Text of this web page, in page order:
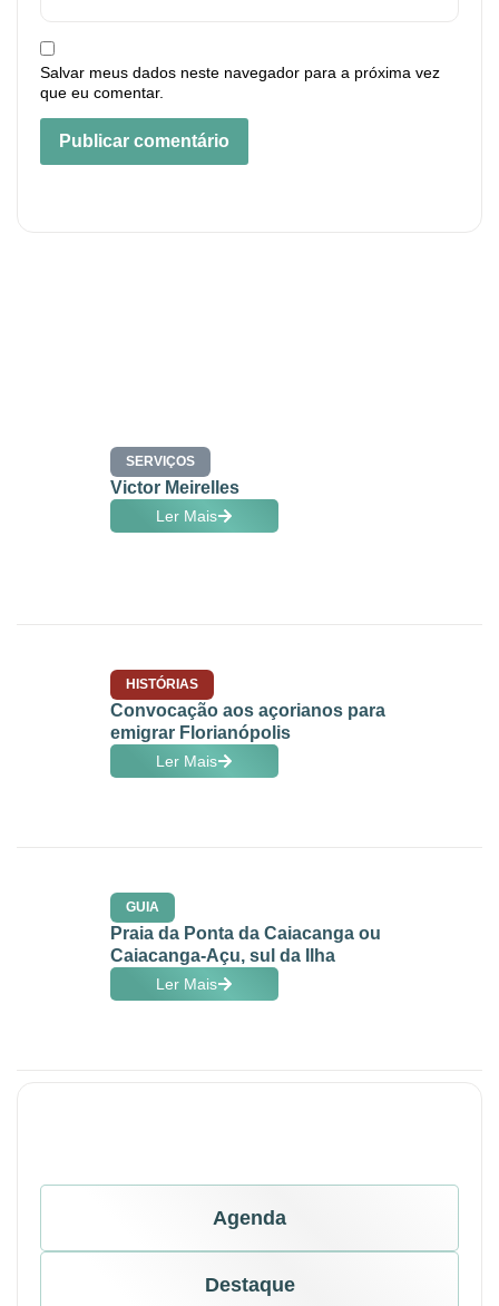
Salvar meus dados neste navegador para a próxima vez
que eu comentar.
SERVIÇOS
Victor Meirelles
Ler Mais
HISTÓRIAS
Convocação aos açorianos para
emigrar Florianópolis
Ler Mais
GUIA
Praia da Ponta da Caiacanga ou
Caiacanga-Açu, sul da Ilha
Ler Mais
Agenda
Destaque